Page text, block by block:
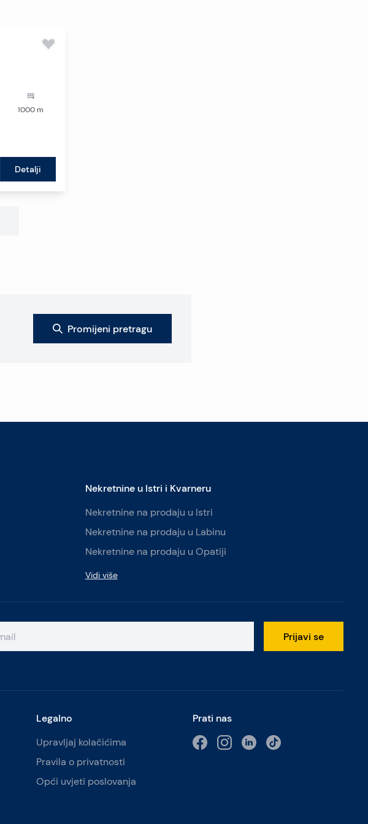
1000m
Detalji
Promijeni pretragu
Prijavi se
Nekretnine u Istri i Kvarneru
Nekretnine na prodaju u Istri
Nekretnine na prodaju u Labinu
Nekretnine na prodaju u Opatiji
Vidi više
Legalno
Upravljaj kolačićima
Pravila o privatnosti
Opći uvjeti poslovanja
Prati nas